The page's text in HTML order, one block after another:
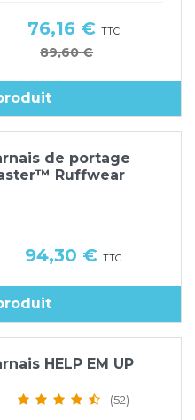
Prix de base
89,60 €
Prix
76,16 € TTC
de portage
Ruffwear
Prix
94,30 €TTC
HELP EM UP
(52)